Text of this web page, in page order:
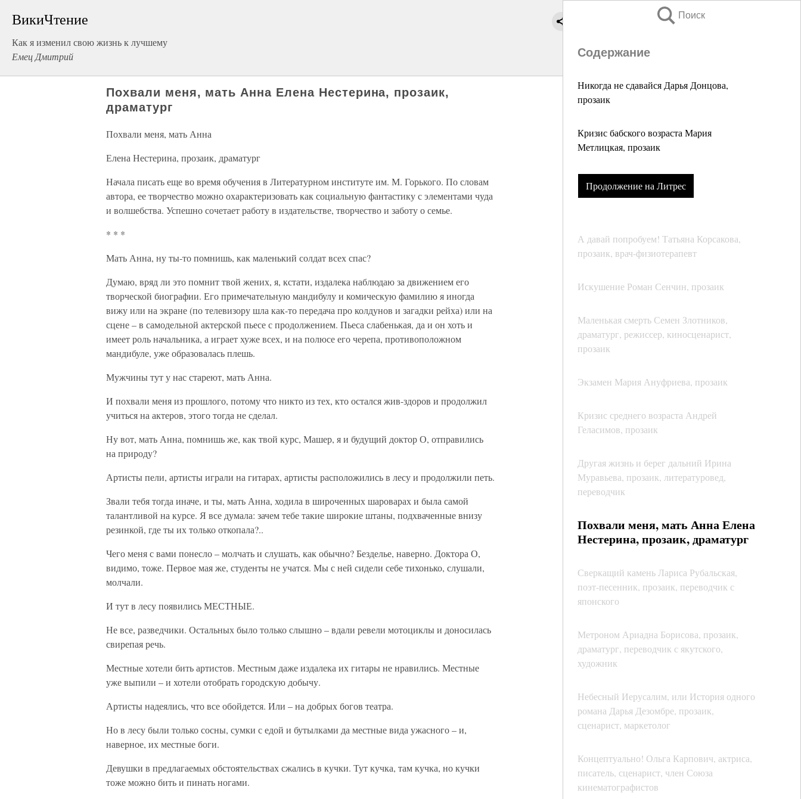
ВикиЧтение
Как я изменил свою жизнь к лучшему
Емец Дмитрий
Поиск
Содержание
Никогда не сдавайся Дарья Донцова,
прозаик
Кризис бабского возраста Мария
Метлицкая, прозаик
Продолжение на Литрес
А давай попробуем! Татьяна Корсакова,
прозаик, врач-физиотерапевт
Искушение Роман Сенчин, прозаик
Маленькая смерть Семен Злотников,
драматург, режиссер, киносценарист,
прозаик
Экзамен Мария Ануфриева, прозаик
Кризис среднего возраста Андрей
Геласимов, прозаик
Другая жизнь и берег дальний Ирина
Муравьева, прозаик, литературовед,
переводчик
Похвали меня, мать Анна Елена
Нестерина, прозаик, драматург
Сверкащий камень Лариса Рубальская,
поэт-песенник, прозаик, переводчик с
японского
Метроном Ариадна Борисова, прозаик,
драматург, переводчик с якутского,
художник
Небесный Иерусалим, или История одного
романа Дарья Дезомбре, прозаик,
сценарист, маркетолог
Концептуально! Ольга Карпович, актриса,
писатель, сценарист, член Союза
кинематографистов
Похвали меня, мать Анна Елена Нестерина, прозаик,
драматург
Похвали меня, мать Анна
Елена Нестерина, прозаик, драматург
Начала писать еще во время обучения в Литературном институте им. М. Горького. По словам
автора, ее творчество можно охарактеризовать как социальную фантастику с элементами чуда
и волшебства. Успешно сочетает работу в издательстве, творчество и заботу о семье.
* * *
Мать Анна, ну ты-то помнишь, как маленький солдат всех спас?
Думаю, вряд ли это помнит твой жених, я, кстати, издалека наблюдаю за движением его
творческой биографии. Его примечательную мандибулу и комическую фамилию я иногда
вижу или на экране (по телевизору шла как-то передача про колдунов и загадки рейха) или на
сцене – в самодельной актерской пьесе с продолжением. Пьеса слабенькая, да и он хоть и
имеет роль начальника, а играет хуже всех, и на полюсе его черепа, противоположном
мандибуле, уже образовалась плешь.
Мужчины тут у нас стареют, мать Анна.
И похвали меня из прошлого, потому что никто из тех, кто остался жив-здоров и продолжил
учиться на актеров, этого тогда не сделал.
Ну вот, мать Анна, помнишь же, как твой курс, Машер, я и будущий доктор О, отправились
на природу?
Артисты пели, артисты играли на гитарах, артисты расположились в лесу и продолжили петь.
Звали тебя тогда иначе, и ты, мать Анна, ходила в широченных шароварах и была самой
талантливой на курсе. Я все думала: зачем тебе такие широкие штаны, подхваченные внизу
резинкой, где ты их только откопала?..
Чего меня с вами понесло – молчать и слушать, как обычно? Безделье, наверно. Доктора О,
видимо, тоже. Первое мая же, студенты не учатся. Мы с ней сидели себе тихонько, слушали,
молчали.
И тут в лесу появились МЕСТНЫЕ.
Не все, разведчики. Остальных было только слышно – вдали ревели мотоциклы и доносилась
свирепая речь.
Местные хотели бить артистов. Местным даже издалека их гитары не нравились. Местные
уже выпили – и хотели отобрать городскую добычу.
Артисты надеялись, что все обойдется. Или – на добрых богов театра.
Но в лесу были только сосны, сумки с едой и бутылками да местные вида ужасного – и,
наверное, их местные боги.
Девушки в предлагаемых обстоятельствах сжались в кучки. Тут кучка, там кучка, но кучки
тоже можно бить и пинать ногами.